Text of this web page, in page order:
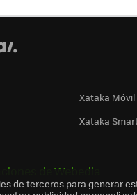
Xataka Móvil
Xataka
de Webedia
de terceros para generar